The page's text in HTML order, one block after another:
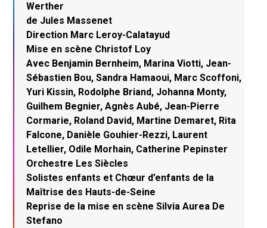
Werther
de Jules Massenet
Direction Marc Leroy-Calatayud
Mise en scène Christof Loy
Avec Benjamin Bernheim, Marina Viotti, Jean-
Sébastien Bou, Sandra Hamaoui, Marc Scoffoni,
Yuri Kissin, Rodolphe Briand, Johanna Monty,
Guilhem Begnier, Agnès Aubé, Jean-Pierre
Cormarie, Roland David, Martine Demaret, Rita
Falcone, Danièle Gouhier-Rezzi, Laurent
Letellier, Odile Morhain, Catherine Pepinster
Orchestre Les Siècles
Solistes enfants et Chœur d’enfants de la
Maîtrise des Hauts-de-Seine
Reprise de la mise en scène Silvia Aurea De
Stefano